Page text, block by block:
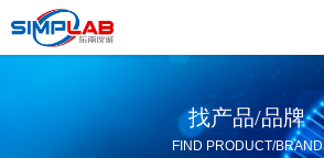
找产品/品牌
FIND PRODUCT/BRAND